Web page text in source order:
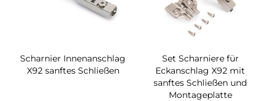
Scharnier Innenanschlag
X92 sanftes Schließen
Set Scharniere für
Eckanschlag X92 mit
sanftes Schließen und
Montageplatte